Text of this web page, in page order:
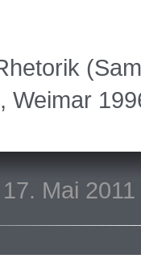
Weimar
Mai